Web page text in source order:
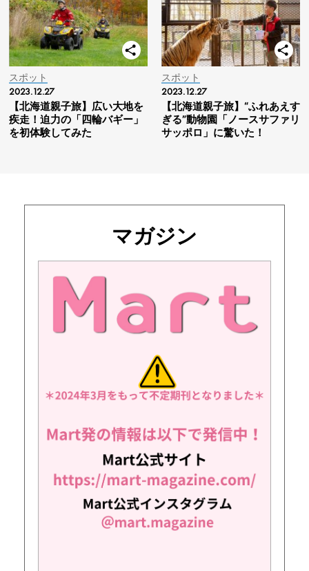
スポット
2023.12.27
【北海道親子旅】広い大地を
疾走！迫力の「四輪バギー」
を初体験してみた
スポット
2023.12.27
【北海道親子旅】“ふれあえす
ぎる”動物園「ノースサファリ
サッポロ」に驚いた！
マガジン